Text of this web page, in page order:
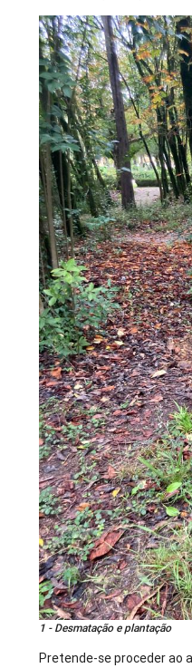
1 - Desmatação e plantação
Pretende-se proceder ao